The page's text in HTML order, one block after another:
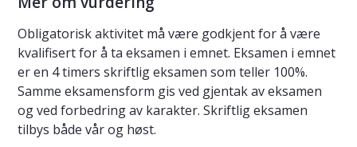
Obligatorisk aktivitet må være godkjent for å være
kvalifisert for å ta eksamen i emnet. Eksamen i emnet
er en 4 timers skriftlig eksamen som teller 100%.
Samme eksamensform gis ved gjentak av eksamen
og ved forbedring av karakter. Skriftlig eksamen
tilbys både vår og høst.